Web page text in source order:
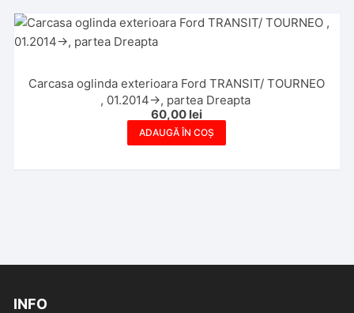
Carcasa oglinda exterioara Ford TRANSIT/ TOURNEO
, 01.2014->, partea Dreapta
60,00 lei
ADAUGĂ ÎN COȘ
INFO